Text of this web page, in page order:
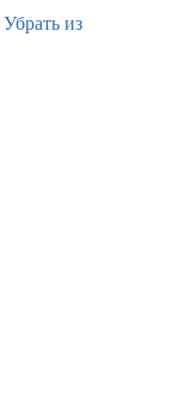
Убрать из